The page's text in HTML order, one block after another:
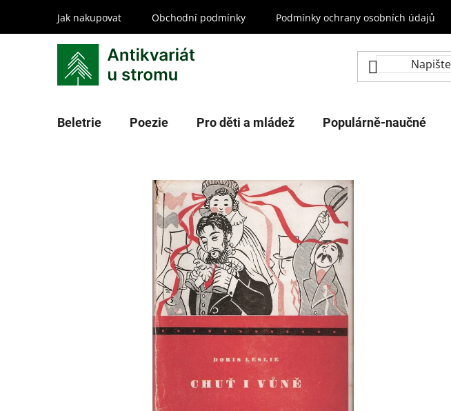
obsah
Jak nakupovat Obchodní podmínky Podmínky ochrany osobních údajů
Beletrie Poezie Pro děti a mládež Populárně-naučné